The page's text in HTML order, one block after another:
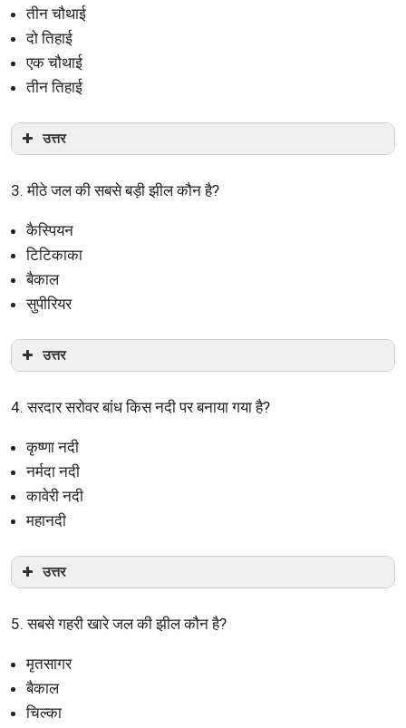
तीन चौथाई
दो तिहाई
एक चौथाई
तीन तिहाई
उत्तर
3. मीठे जल की सबसे बड़ी झील कौन है?
कैस्पियन
टिटिकाका
बैकाल
सुपीरियर
उत्तर
4. सरदार सरोवर बांध किस नदी पर बनाया गया है?
कृष्णा नदी
नर्मदा नदी
कावेरी नदी
महानदी
उत्तर
5. सबसे गहरी खारे जल की झील कौन है?
मृतसागर
बैकाल
चिल्का